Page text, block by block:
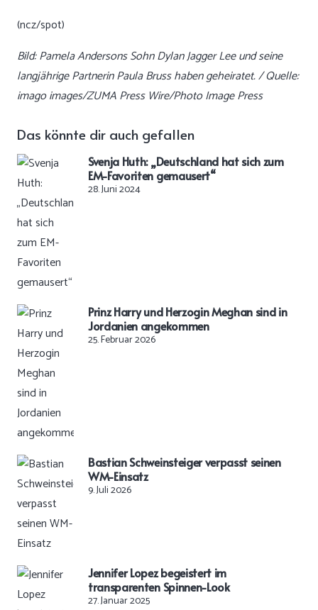
(ncz/spot)
Bild: Pamela Andersons Sohn Dylan Jagger Lee und seine
langjährige Partnerin Paula Bruss haben geheiratet. / Quelle:
imago images/ZUMA Press Wire/Photo Image Press
Das könnte dir auch gefallen
Svenja Huth: „Deutschland hat sich zum
EM-Favoriten gemausert“
28. Juni 2024
Prinz Harry und Herzogin Meghan sind in
Jordanien angekommen
25. Februar 2026
Bastian Schweinsteiger verpasst seinen
WM-Einsatz
9. Juli 2026
Jennifer Lopez begeistert im
transparenten Spinnen-Look
27. Januar 2025